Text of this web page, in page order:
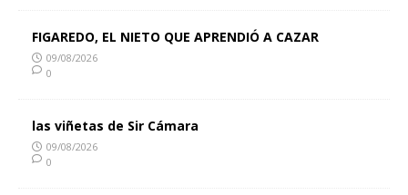
FIGAREDO, EL NIETO QUE APRENDIÓ A CAZAR
09/08/2026
0
las viñetas de Sir Cámara
09/08/2026
0